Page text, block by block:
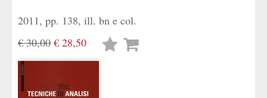
2011, pp. 138, ill. bn e col.
€ 30,00 € 28,50
Lista